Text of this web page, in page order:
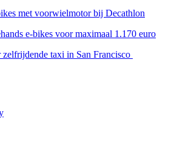
met voorwielmotor bij Decathlon
e-bikes voor maximaal 1.170 euro
taxi in San Francisco